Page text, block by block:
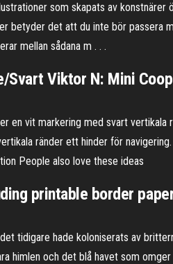
som skapats av
betyder det att du inte bör passera
mellan sådana m . . .
Svart Viktor N: Mini
en vit markering med svart
ränder ett hinder för
People also love these ideas
printable border
tidigare hade koloniserats av
himlen och det blå havet som